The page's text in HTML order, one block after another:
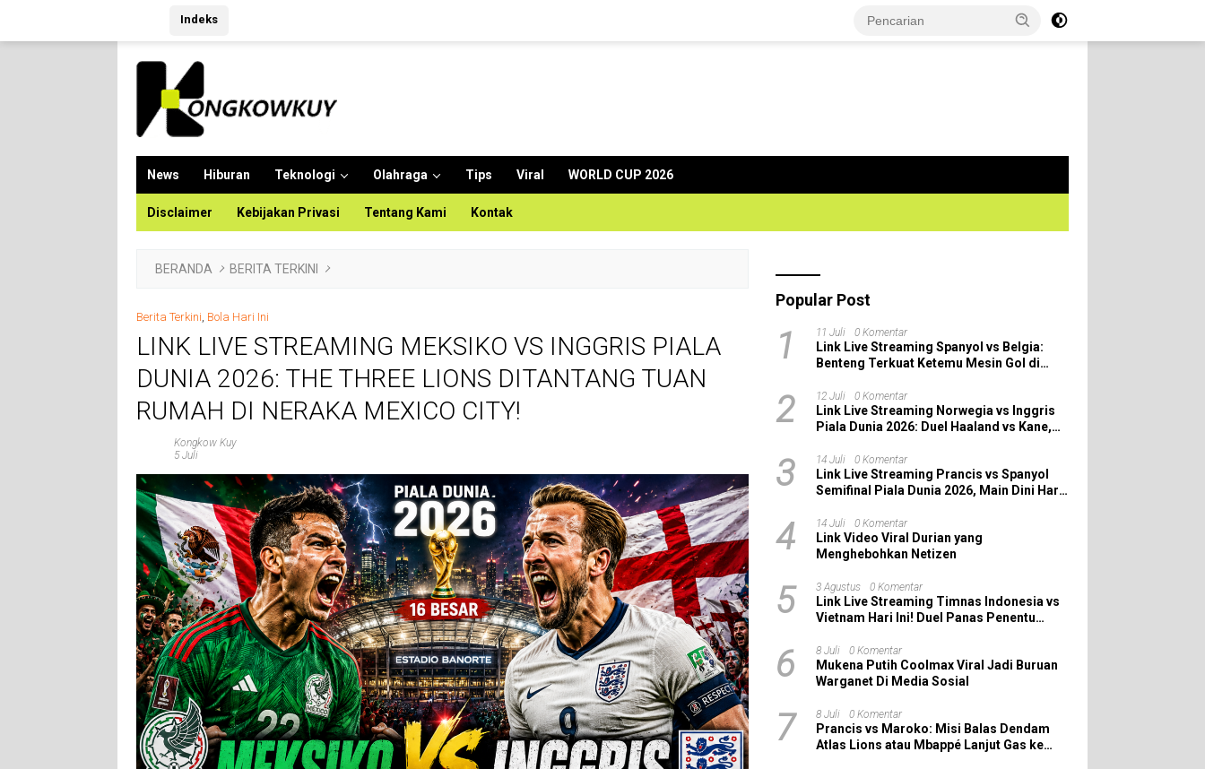
Indeks
News Hiburan Teknologi Olahraga Tips Viral WORLD CUP 2026
Disclaimer Kebijakan Privasi Tentang Kami Kontak
BERANDA BERITA TERKINI
Berita Terkini, Bola Hari Ini
LINK LIVE STREAMING MEKSIKO VS INGGRIS PIALA
DUNIA 2026: THE THREE LIONS DITANTANG TUAN
RUMAH DI NERAKA MEXICO CITY!
Kongkow Kuy
5 Juli
Popular Post
1 11 Juli 0 Komentar
Link Live Streaming Spanyol vs Belgia:
Benteng Terkuat Ketemu Mesin Gol di
2 12 Juli 0 Komentar
Link Live Streaming Norwegia vs Inggris
Piala Dunia 2026: Duel Haaland vs Kane,
3 14 Juli 0 Komentar
Link Live Streaming Prancis vs Spanyol
Semifinal Piala Dunia 2026, Main Dini Hari
4 14 Juli 0 Komentar
Link Video Viral Durian yang
Menghebohkan Netizen
5 3 Agustus 0 Komentar
Link Live Streaming Timnas Indonesia vs
Vietnam Hari Ini! Duel Panas Penentu
6 8 Juli 0 Komentar
Mukena Putih Coolmax Viral Jadi Buruan
Warganet Di Media Sosial
7 8 Juli 0 Komentar
Prancis vs Maroko: Misi Balas Dendam
Atlas Lions atau Mbappé Lanjut Gas ke